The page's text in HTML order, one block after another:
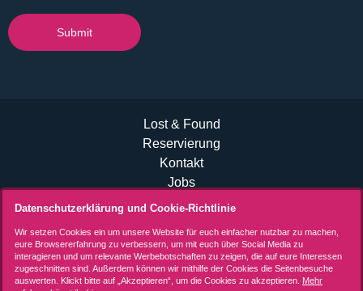
Submit
Lost & Found
Reservierung
Kontakt
Jobs
B2B Events
Datenschutzerklärung
Impressum
Datenschutzerklärung und Cookie-Richtlinie
Wir setzen Cookies ein um unsere Website für euch einfacher nutzbar zu machen,
eure Browsererfahrung zu verbessern, um mit euch über Social Media zu
interagieren und um relevante Werbebotschaften zu zeigen, die auf eure Interessen
zugeschnitten sind. Außerdem können wir mithilfe der Cookies die Seitenbesuche
auswerten. Klickt bitte auf „Akzeptieren“, um die Cookies zu akzeptieren. Mehr